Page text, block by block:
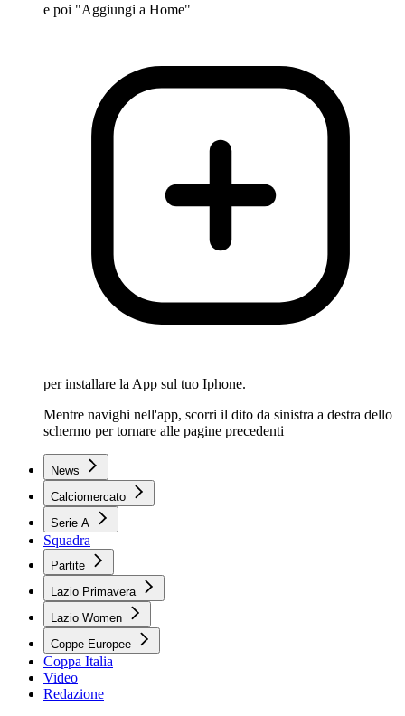
e poi "Aggiungi a Home"
per installare la App sul tuo Iphone.
Mentre navighi nell'app, scorri il dito da sinistra a destra dello
schermo per tornare alle pagine precedenti
News
Calciomercato
Serie A
Squadra
Partite
Lazio Primavera
Lazio Women
Coppe Europee
Coppa Italia
Video
Redazione